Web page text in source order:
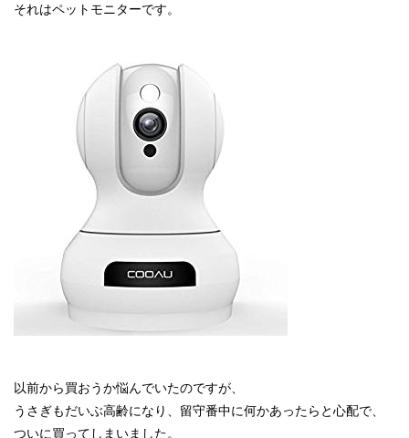
それはペットモニターです。
以前から買おうか悩んでいたのですが、
うさぎもだいぶ高齢になり、留守番中に何かあったらと心配で、
ついに買ってしまいました。